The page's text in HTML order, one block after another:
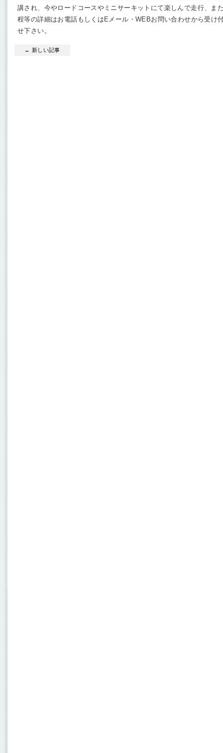
講され、今やロードコースやミニサーキットにて楽しんで走行、ま
程等の詳細はお電話もしくはEメール・WEBお問い合わせから受け
せ下さい。
← 新しい記事